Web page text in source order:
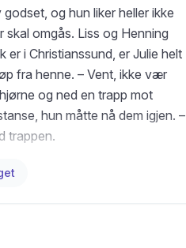
og hun liker heller ikke
omgås. Liss og Henning
er i Christianssund, er Julie helt
fra henne. – Vent, ikke vær
og ned en trapp mot
hun måtte nå dem igjen. –
trappen.